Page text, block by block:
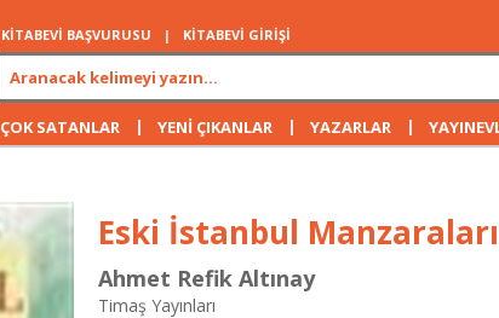
KİTABEVİ BAŞVURUSU | KİTABEVİ GİRİŞİ
ÇOK SATANLAR | YENİ ÇIKANLAR | YAZARLAR |
Eski İstanbul Manzaraları
Ahmet Refik Altınay
Timaş Yayınları